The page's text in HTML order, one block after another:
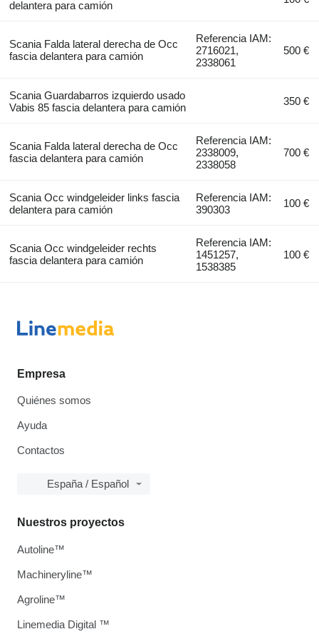
delantera para camión
Scania Falda lateral derecha de Occ
fascia delantera para camión
Referencia IAM:
2716021,
2338061
500 €
Scania Guardabarros izquierdo usado
Vabis 85 fascia delantera para camión
350 €
Scania Falda lateral derecha de Occ
fascia delantera para camión
Referencia IAM:
2338009,
2338058
700 €
Scania Occ windgeleider links fascia
delantera para camión
Referencia IAM:
390303
100 €
Scania Occ windgeleider rechts
fascia delantera para camión
Referencia IAM:
1451257,
1538385
100 €
Empresa
Quiénes somos
Ayuda
Contactos
España / Español
Nuestros proyectos
Autoline™
Machineryline™
Agroline™
Linemedia Digital ™